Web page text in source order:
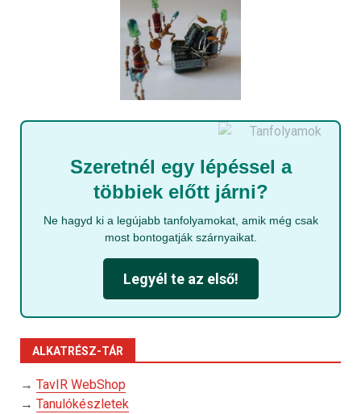
Szeretnél egy lépéssel a
többiek előtt járni?
Ne hagyd ki a legújabb tanfolyamokat, amik még csak
most bontogatják szárnyaikat.
Legyél te az első!
ALKATRÉSZ-TÁR
→ TavIR WebShop
→ Tanulókészletek